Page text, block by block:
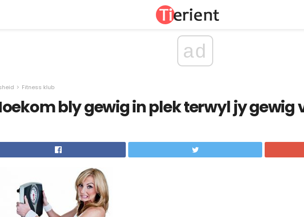
ad
Fitness klub
bly gewig in plek terwyl jy gewig